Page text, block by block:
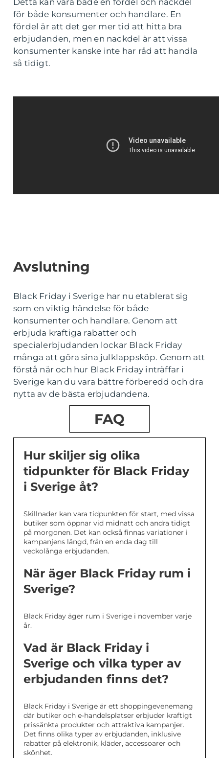
Detta kan vara både en fördel och nackdel
för både konsumenter och handlare. En
fördel är att det ger mer tid att hitta bra
erbjudanden, men en nackdel är att vissa
konsumenter kanske inte har råd att handla
så tidigt.
Avslutning
Black Friday i Sverige har nu etablerat sig
som en viktig händelse för både
konsumenter och handlare. Genom att
erbjuda kraftiga rabatter och
specialerbjudanden lockar Black Friday
många att göra sina julklappsköp. Genom att
förstå när och hur Black Friday inträffar i
Sverige kan du vara bättre förberedd och dra
nytta av de bästa erbjudandena.
FAQ
Hur skiljer sig olika
tidpunkter för Black Friday
i Sverige åt?
Skillnader kan vara tidpunkten för start, med vissa
butiker som öppnar vid midnatt och andra tidigt
på morgonen. Det kan också finnas variationer i
kampanjens längd, från en enda dag till
veckolånga erbjudanden.
När äger Black Friday rum i
Sverige?
Black Friday äger rum i Sverige i november varje
år.
Vad är Black Friday i
Sverige och vilka typer av
erbjudanden finns det?
Black Friday i Sverige är ett shoppingevenemang
där butiker och e-handelsplatser erbjuder kraftigt
prissänkta produkter och attraktiva kampanjer.
Det finns olika typer av erbjudanden, inklusive
rabatter på elektronik, kläder, accessoarer och
skönhet.